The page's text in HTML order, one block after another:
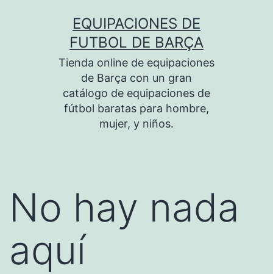
EQUIPACIONES DE
FUTBOL DE BARÇA
Tienda online de equipaciones
de Barça con un gran
catálogo de equipaciones de
fútbol baratas para hombre,
mujer, y niños.
No hay nada
aquí